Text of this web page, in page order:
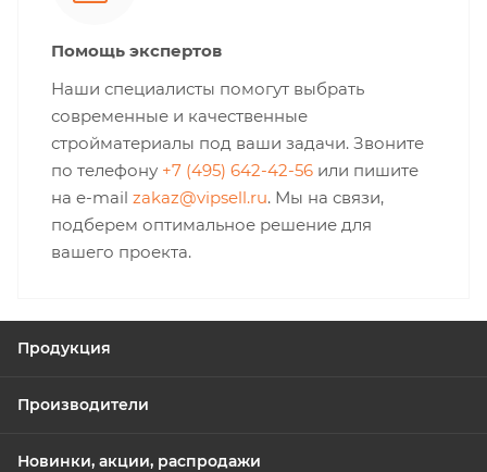
Помощь экспертов
Наши специалисты помогут выбрать
современные и качественные
стройматериалы под ваши задачи. Звоните
по телефону +7 (495) 642-42-56 или пишите
на e-mail zakaz@vipsell.ru. Мы на связи,
подберем оптимальное решение для
вашего проекта.
Продукция
Производители
Новинки, акции, распродажи